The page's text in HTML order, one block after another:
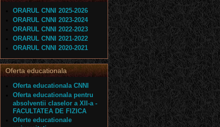
ORARUL CNNI 2025-2026
ORARUL CNNI 2023-2024
ORARUL CNNI 2022-2023
ORARUL CNNI 2021-2022
ORARUL CNNI 2020-2021
Oferta educationala
Oferta educationala CNNI
Oferta educationala pentru
absolventii claselor a XII-a -
FACULTATEA DE FIZICA
Oferte educationale